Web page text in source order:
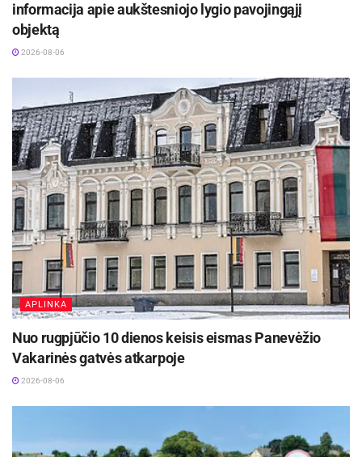
informacija apie aukštesniojo lygio pavojingąjį
objektą
2026-08-06
APLINKA
Nuo rugpjūčio 10 dienos keisis eismas Panevėžio
Vakarinės gatvės atkarpoje
2026-08-06